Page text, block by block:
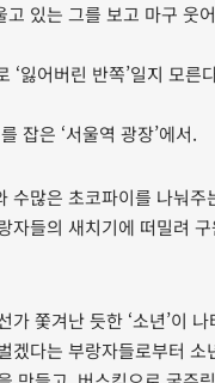
고 있는 그를 보고 마구 웃
‘잃어버린 반쪽’일지 모른
잡은 ‘서울역 광장’에서.
수많은 초코파이를 나눠주
자들의 새치기에 떠밀려
가 쫓겨난 듯한 ‘소년’이 나
겠다는 부랑자들로부터 소